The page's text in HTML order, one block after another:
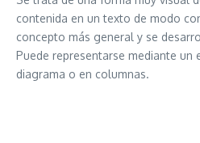
contenida en un texto de modo
concepto más general y se
Puede representarse mediante un
diagrama o en columnas.